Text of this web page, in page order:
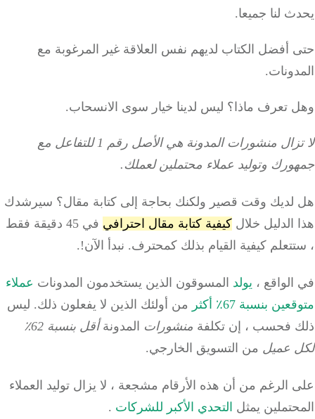
لنا جميعا.
أفضل الكتاب لديهم نفس العلاقة غير المرغوبة مع
تعرف ماذا؟ليس لدينا خيار سوى الانسحاب.
لا تزال منشورات المدونة هي الأصل رقم 1 للتفاعل مع
وتوليد عملاء محتملين لعملك.
وقت قصير ولكنك بحاجة إلى كتابة مقال؟ سيرشدك
الدليل خلالكيفية كتابة مقال احترافي
في 45 دقيقة فقط
كيفية القيام بذلك كمحترف. نبدأ الآن!.
،يولدالمسوقون الذين يستخدمون المدوناتعملاء
بنسبة 67٪ أكثر
من أولئك الذين لا يفعلون ذلك.ليس
فحسب ، إن تكلفةمنشورات المدونة
أقل بنسبة 62٪
عميلمن التسويق الخارجي.
الرغم من أن هذه الأرقام مشجعة ، لا يزال توليد العملاء
يمثلالتحدي الأكبر للشركات.